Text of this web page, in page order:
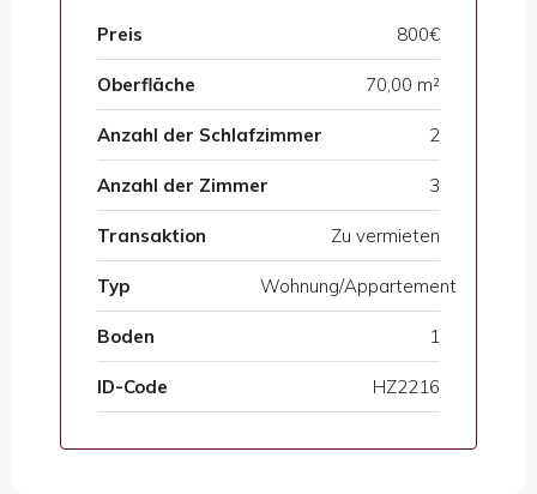
Preis 800€
Oberfläche 70,00 m²
Anzahl der Schlafzimmer 2
Anzahl der Zimmer 3
Transaktion Zu vermieten
Typ Wohnung/Appartement
Boden 1
ID-Code HZ2216